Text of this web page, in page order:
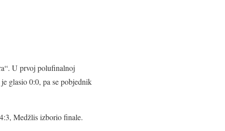
U prvoj polufinalnoj
glasio 0:0, pa se pobjednik
Medžlis izborio finale.